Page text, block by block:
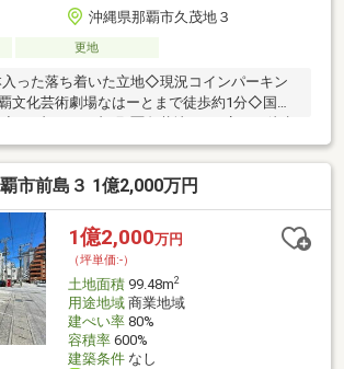
沖縄県那覇市久茂地３
更地
った落ち着いた立地◇現況コインパーキン
文化芸術劇場なはーとまで徒歩約1分◇国際
ート久茂地美栄橋店まで徒歩約4分◇ドン・
まで徒歩約8分◇デパートリウボウまで徒歩
ュ松山店まで車で約5分◇緑ヶ丘公園まで徒
市前島３ 1億2,000万円
1億2,000万円
（坪単価:-）
土地面積99.48m2
用途地域商業地域
建ぺい率80%
容積率600%
建築条件なし